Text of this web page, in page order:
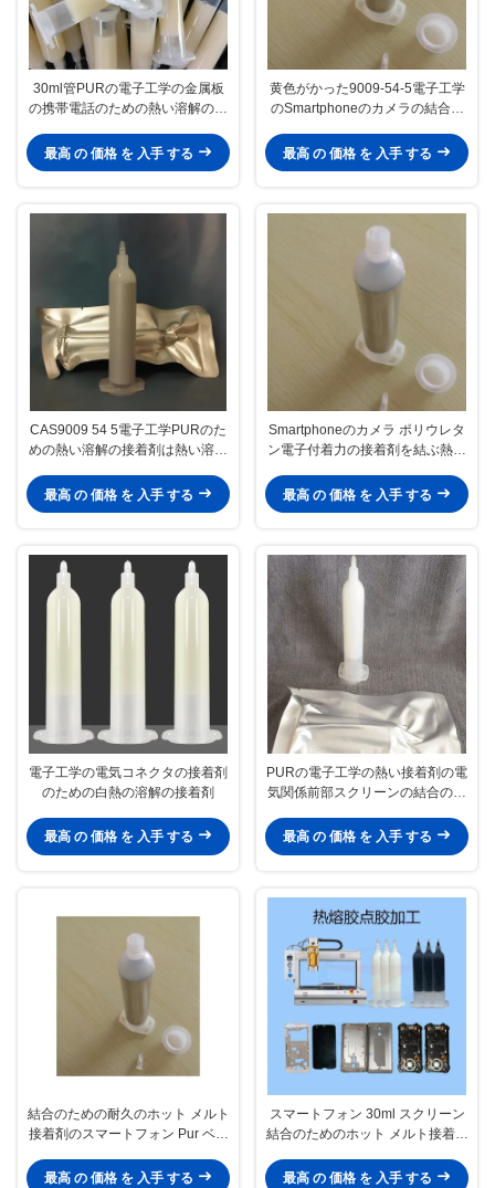
30ml管PURの電子工学の金属板
の携帯電話のための熱い溶解の接
最高 の 価格 を 入手 する
黄色がかった9009-54-5電子工学
のSmartphoneのカメラの結合の
最高 の 価格 を 入手 する
CAS9009 54 5電子工学PURのた
めの熱い溶解の接着剤は熱い溶解
た
最高 の 価格 を 入手 する
Smartphoneのカメラ ポリウレタ
ン電子付着力の接着剤を結ぶ熱い
最高 の 価格 を 入手 する
電子工学の電気コネクタの接着剤
のための白熱の溶解の接着剤
最高 の 価格 を 入手 する
PURの電子工学の熱い接着剤の電
気関係前部スクリーンの結合のた
最高 の 価格 を 入手 する
結合のための耐久のホット メルト
接着剤のスマートフォン Pur ベー
最高 の 価格 を 入手 する
スマートフォン 30ml スクリーン
結合のためのホット メルト接着剤
最高 の 価格 を 入手 する